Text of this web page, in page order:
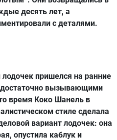
десять лет, а
с деталями.
пришелся на ранние
достаточно вызывающими
время Коко Шанель в
стиле сделала
вариант лодочек: она
опустила каблук и